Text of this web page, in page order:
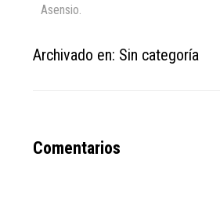
Asensio.
Archivado en: Sin categoría
Reader
Comentarios